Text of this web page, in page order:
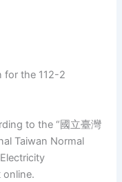
for the 112-2
to the “國立臺灣
Taiwan Normal
online.